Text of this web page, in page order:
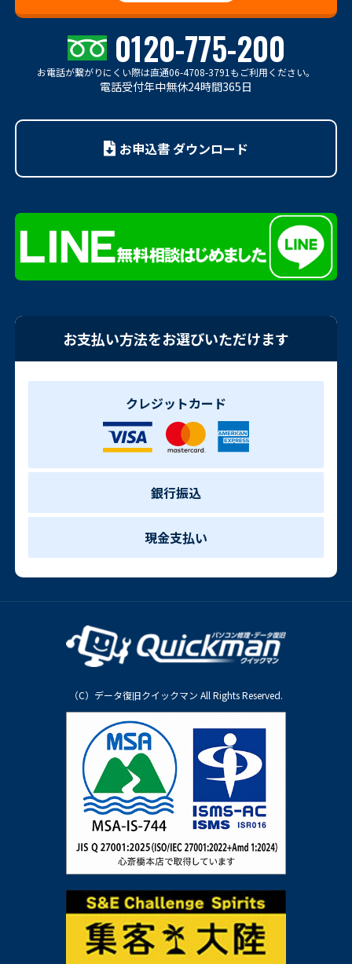
0120-775-200
お電話が繋がりにくい際は直通06-4708-3791もご利用ください。
電話受付年中無休24時間365日
お申込書 ダウンロード
お支払い方法をお選びいただけます
クレジットカード
銀行振込
現金支払い
（C）データ復旧クイックマン All Rights Reserved.